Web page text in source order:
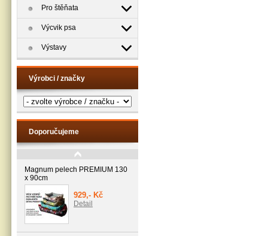
Pro štěňata
Výcvik psa
Výstavy
Výrobci / značky
Doporučujeme
Magnum pelech PREMIUM 130
x 90cm
929,- Kč
Detail